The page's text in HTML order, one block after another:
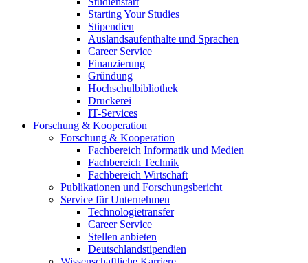
Starting Your Studies
Stipendien
Auslandsaufenthalte und Sprachen
Career Service
Finanzierung
Gründung
Hochschulbibliothek
Druckerei
IT-Services
Forschung & Kooperation
Forschung & Kooperation
Fachbereich Informatik und Medien
Fachbereich Technik
Fachbereich Wirtschaft
Publikationen und Forschungsbericht
Service für Unternehmen
Technologietransfer
Career Service
Stellen anbieten
Deutschlandstipendien